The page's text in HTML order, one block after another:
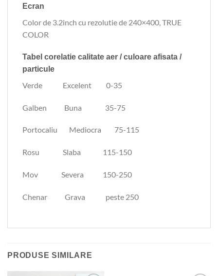
Ecran
Color de 3.2inch cu rezolutie de 240×400, TRUE
COLOR
Tabel corelatie calitate aer / culoare afisata /
particule
Verde Excelent 0-35
Galben Buna 35-75
Portocaliu Mediocra 75-115
Rosu Slaba 115-150
Mov Severa 150-250
Chenar Grava peste 250
PRODUSE SIMILARE